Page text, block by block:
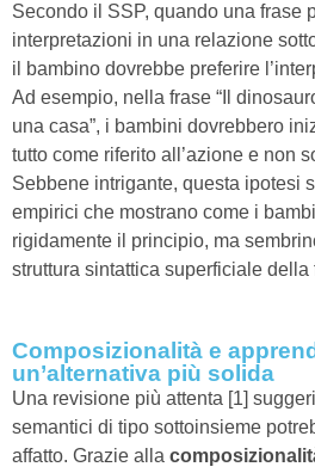
Secondo il SSP, quando una frase
interpretazioni in una relazione
il bambino dovrebbe preferire
Ad esempio, nella frase “Il
una casa”, i bambini dovrebbero
tutto come riferito all’azione e non
Sebbene intrigante, questa ipotesi
empirici che mostrano come i
rigidamente il principio, ma
struttura sintattica superficiale della
Composizionalità e
un’alternativa più solida
Una revisione più attenta [1]
semantici di tipo sottoinsieme
affatto. Grazie alla